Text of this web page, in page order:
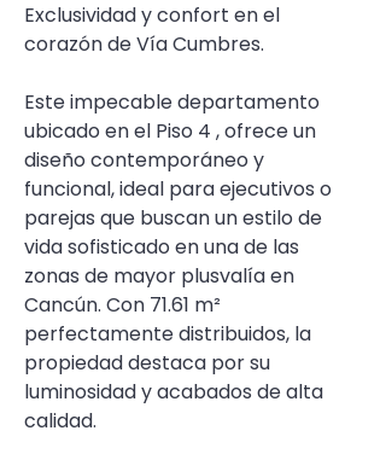
Exclusividad y confort en el
corazón de Vía Cumbres.
Este impecable departamento
ubicado en el Piso 4 , ofrece un
diseño contemporáneo y
funcional, ideal para ejecutivos o
parejas que buscan un estilo de
vida sofisticado en una de las
zonas de mayor plusvalía en
Cancún. Con 71.61 m²
perfectamente distribuidos, la
propiedad destaca por su
luminosidad y acabados de alta
calidad.